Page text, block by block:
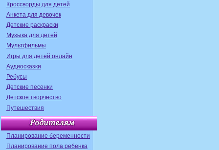
Кроссворды для детей
Анкета для девочек
Детские раскраски
Музыка для детей
Мультфильмы
Игры для детей онлайн
Аудиосказки
Ребусы
Детские песенки
Детское творчество
Путешествия
Планирование беременности
Планирование пола ребенка